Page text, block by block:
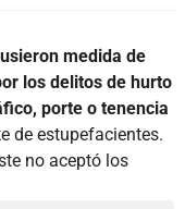
medida de
los delitos de hurto
porte o tenencia
de estupefacientes.
no aceptó los